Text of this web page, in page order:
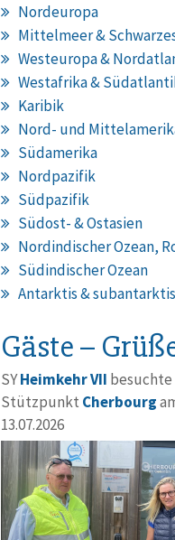
Nordeuropa
Mittelmeer &
Westeuropa &
Westafrika &
Karibik
Nord- und
Südamerika
Nordpazifik
Südpazifik
Südost- & Ostasien
Nordindischer Ozean,
Südindischer Ozean
Antarktis &
Gäste –
SYHeimkehr VII besuchte
Stützpunkt Cherbourg
13.07.2026